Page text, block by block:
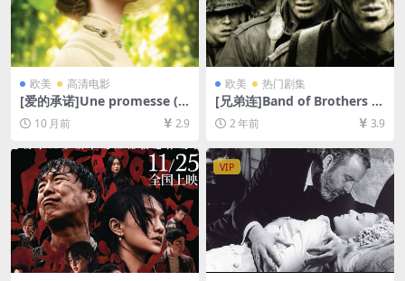
欧美 高清电影
[爱的承诺]Une promesse (2
013)[百度网盘+夸克网盘1080
P超清未删减资源][网盘在线播
幕]
10 月前 2.9
欧美 热门剧集
[兄弟连]Band of Brothers (2
001)[百度网盘+夸克网盘1080
P超清未删减资源][网盘在线播
幕]
2 年前 3.9
VIP